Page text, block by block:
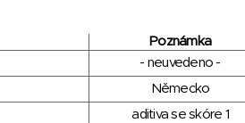
Poznámka
- neuvedeno -
Německo
aditiva se skóre 1